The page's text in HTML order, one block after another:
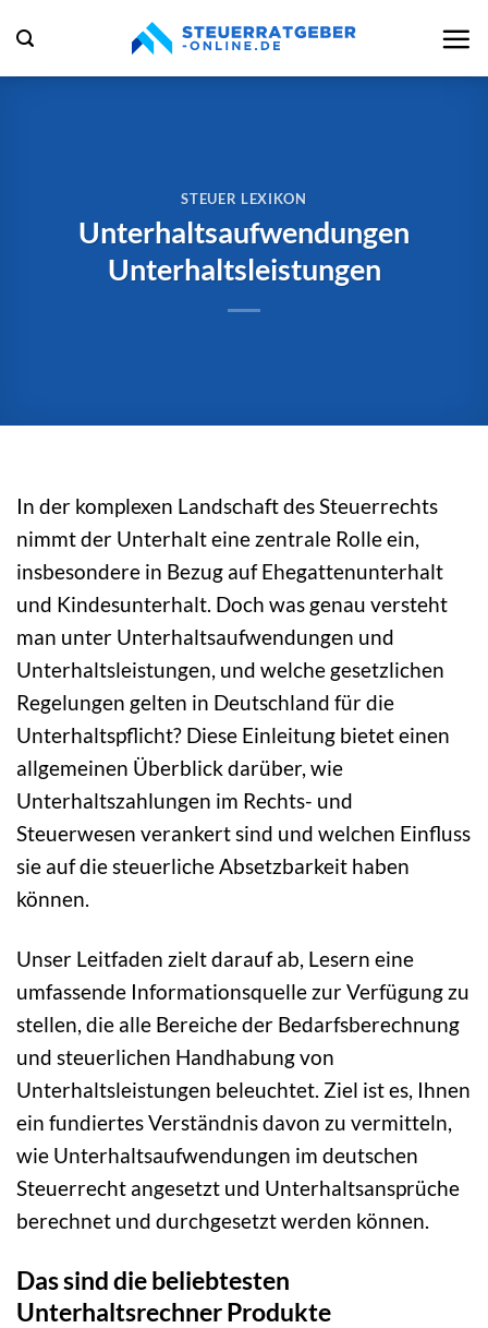
Inhalt
springen
STEUER LEXIKON
Unterhaltsaufwendungen
Unterhaltsleistungen
In der komplexen Landschaft des Steuerrechts
nimmt der Unterhalt eine zentrale Rolle ein,
insbesondere in Bezug auf Ehegattenunterhalt
und Kindesunterhalt. Doch was genau versteht
man unter Unterhaltsaufwendungen und
Unterhaltsleistungen, und welche gesetzlichen
Regelungen gelten in Deutschland für die
Unterhaltspflicht? Diese Einleitung bietet einen
allgemeinen Überblick darüber, wie
Unterhaltszahlungen im Rechts- und
Steuerwesen verankert sind und welchen Einfluss
sie auf die steuerliche Absetzbarkeit haben
können.
Unser Leitfaden zielt darauf ab, Lesern eine
umfassende Informationsquelle zur Verfügung zu
stellen, die alle Bereiche der Bedarfsberechnung
und steuerlichen Handhabung von
Unterhaltsleistungen beleuchtet. Ziel ist es, Ihnen
ein fundiertes Verständnis davon zu vermitteln,
wie Unterhaltsaufwendungen im deutschen
Steuerrecht angesetzt und Unterhaltsansprüche
berechnet und durchgesetzt werden können.
Das sind die beliebtesten
Unterhaltsrechner Produkte